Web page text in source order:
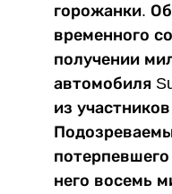
горожанки.
временного
получении
автомобиля
из
него восемь